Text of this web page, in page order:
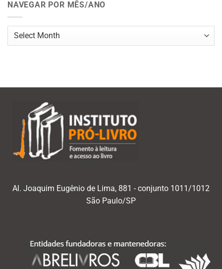
NAVEGAR POR MÊS/ANO
Navegar
Al. Joaquim Eugênio de Lima, 881 - conjunto 1011/1012
São Paulo/SP